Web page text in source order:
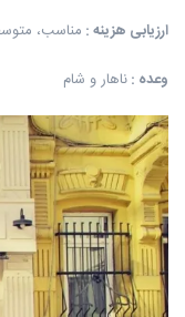
ارزیابی هزینه: مناسب، متوسط
وعده :ناهار و شام